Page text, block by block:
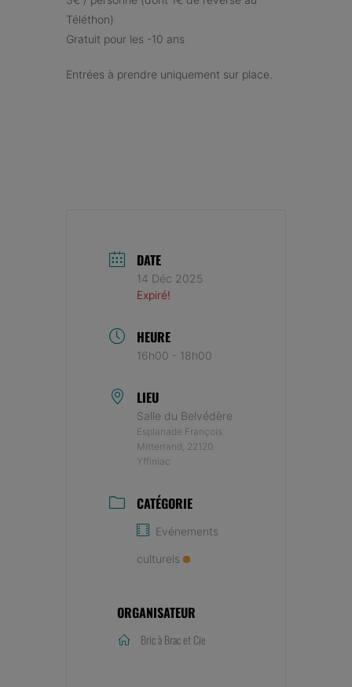
Téléthon)
Gratuit pour les -10 ans
Entrées à prendre uniquement sur place.
DATE
14 Déc 2025
Expiré!
HEURE
16h00 - 18h00
LIEU
Salle du Belvédère
Esplanade François
Mitterrand, 22120
Yffiniac
CATÉGORIE
Evénements
culturels
ORGANISATEUR
Bric à Brac et Cie